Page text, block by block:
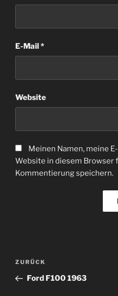
E-Mail*
Website
Meinen Namen, meine
Website in diesem Browser
Kommentierung speichern.
Beitrags-
Vorheriger
Beitrag
ZURÜCK
Ford F100 1963